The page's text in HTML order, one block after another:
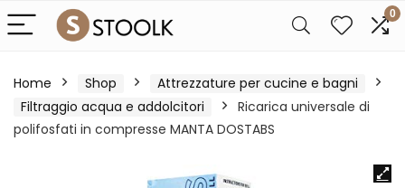
0
Home Shop
Attrezzature per cucine e bagni
Filtraggio acqua e addolcitori
Ricarica universale di
polifosfati in compresse MANTA DOSTABS